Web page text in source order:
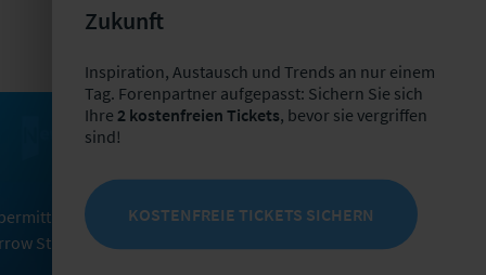
an Google Ireland Limited (Gordon House,
Street Dublin 4, Ireland) ein.
Zukunft
Inspiration, Austausch und Trends an nur einem
Tag. Forenpartner aufgepasst: Sichern Sie sich
Ihre 2 kostenfreien Tickets, bevor sie vergriffen
sind!
KOSTENFREIE TICKETS SICHERN